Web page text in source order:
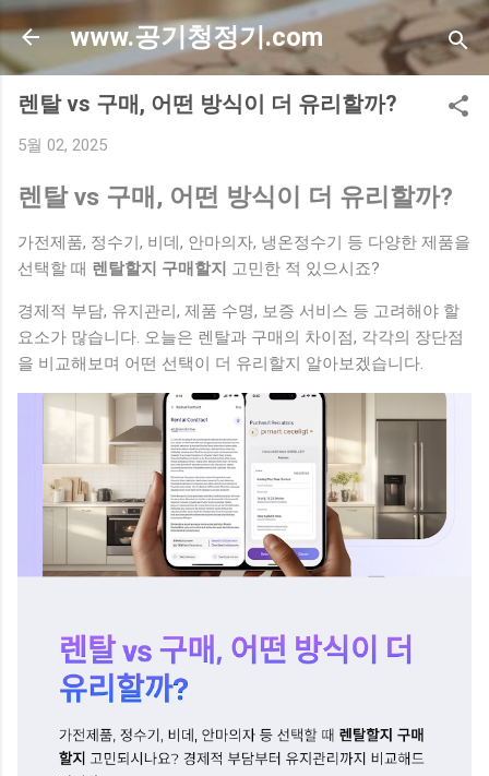
기본 콘텐츠로 건너뛰기
www.공기청정기.com
렌탈 vs 구매, 어떤 방식이 더 유리할까?
5월 02, 2025
렌탈 vs 구매, 어떤 방식이 더 유리할까?
가전제품, 정수기, 비데, 안마의자, 냉온정수기 등 다양한 제품을
선택할 때 렌탈할지 구매할지 고민한 적 있으시죠?
경제적 부담, 유지관리, 제품 수명, 보증 서비스 등 고려해야 할
요소가 많습니다. 오늘은 렌탈과 구매의 차이점, 각각의 장단점
을 비교해보며 어떤 선택이 더 유리할지 알아보겠습니다.